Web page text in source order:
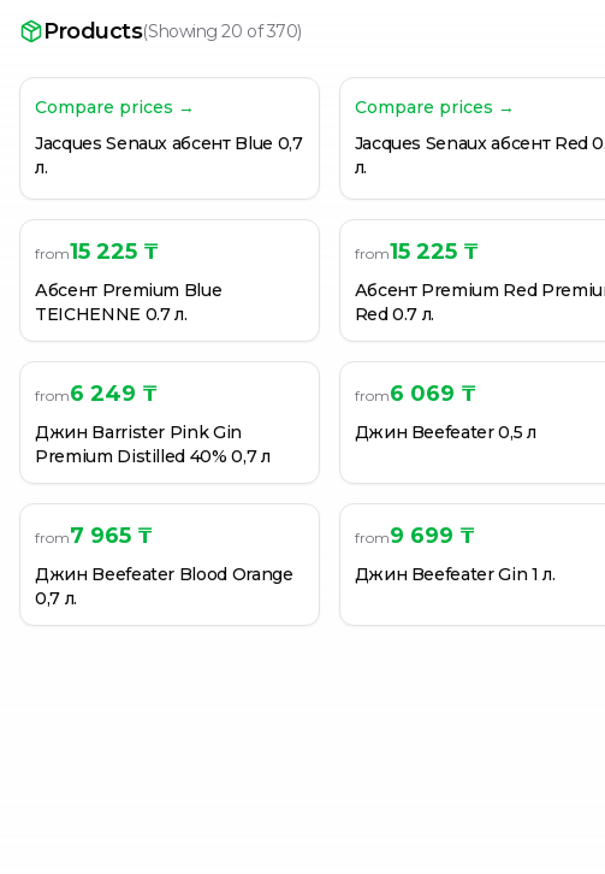
Products(Showing 20 of 370)
Compare prices →
Jacques Senaux абсент Blue 0,7
л.
Compare prices →
Jacques Senaux абсент Red
л.
from15 225 ₸
Абсент Premium Blue
TEICHENNE 0.7 л.
from15 225 ₸
Абсент Premium Red
Red 0.7 л.
from6 249 ₸
Джин Barrister Pink Gin
Premium Distilled 40% 0,7 л
from6 069 ₸
Джин Beefeater 0,5 л
from7 965 ₸
Джин Beefeater Blood Orange
0,7 л.
from9 699 ₸
Джин Beefeater Gin 1 л.
Джин Beefeater Gin Pink Strawberry 0,7 л
Джин Beefeater Gin Pink Strawberry 0,7 л
Джин Bickens 40% 0,7 л